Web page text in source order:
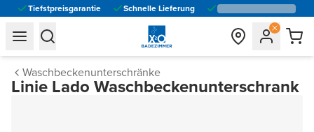
Tiefstpreisgarantie Schnelle Lieferung
general.navigation.toggle_menu.label
general.navigation.toggle_menu.label
Waschbeckenunterschränke
Linie Lado Waschbeckenunterschrank